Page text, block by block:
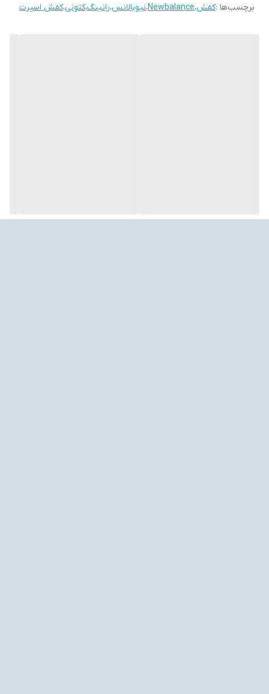
برچسب‌ها :کفش،Newbalance،نیوبالانس،رانینگ،کتونی،کفش اسپرت